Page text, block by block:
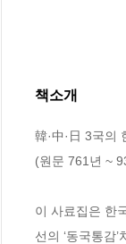
책소개
韓·中·日 3국의
(원문 761년 ~
이 사료집은 한
선의 ‘동국통감